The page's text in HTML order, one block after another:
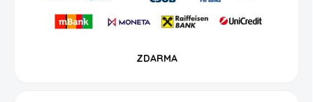
ZDARMA